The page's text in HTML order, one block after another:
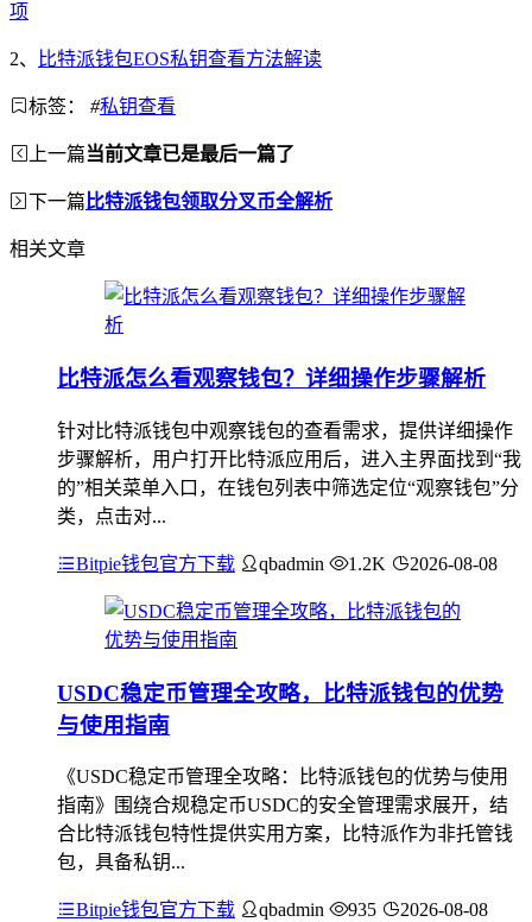
项
2、 比特派钱包EOS私钥查看方法解读
标签： #私钥查看
上一篇当前文章已是最后一篇了
下一篇比特派钱包领取分叉币全解析
相关文章
比特派怎么看观察钱包？详细操作步骤解析
针对比特派钱包中观察钱包的查看需求，提供详细操作
步骤解析，用户打开比特派应用后，进入主界面找到“我
的”相关菜单入口，在钱包列表中筛选定位“观察钱包”分
类，点击对...
Bitpie钱包官方下载 qbadmin 1.2K 2026-08-08
USDC稳定币管理全攻略，比特派钱包的优势
与使用指南
《USDC稳定币管理全攻略：比特派钱包的优势与使用
指南》围绕合规稳定币USDC的安全管理需求展开，结
合比特派钱包特性提供实用方案，比特派作为非托管钱
包，具备私钥...
Bitpie钱包官方下载 qbadmin 935 2026-08-08